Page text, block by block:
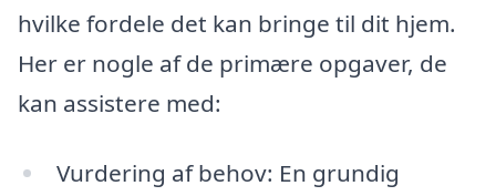
hvilke fordele det kan bringe til dit hjem.
Her er nogle af de primære opgaver, de
kan assistere med:
Vurdering af behov: En grundig